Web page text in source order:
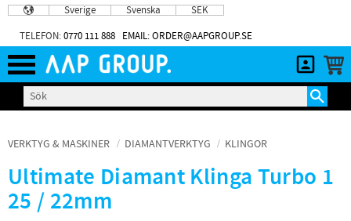
Meny
Sverige Svenska SEK
TELEFON:0770 111 888 EMAIL: ORDER@AAPGROUP.SE
VERKTYG & MASKINER DIAMANTVERKTYG KLINGOR
Ultimate Diamant Klinga Turbo 1
25 / 22mm